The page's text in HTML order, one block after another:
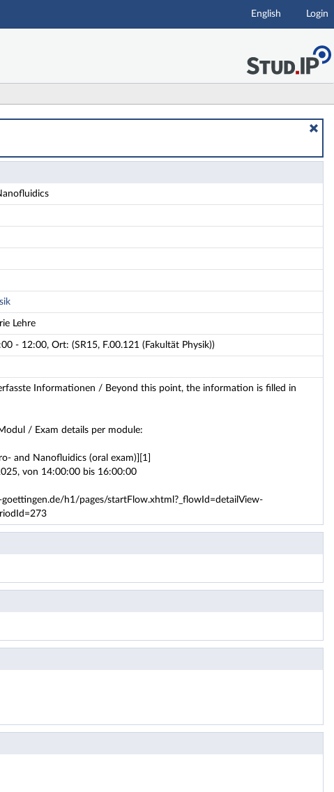
English Login
Lehre
- 12:00, Ort: (SR15, F.00.121 (Fakultät Physik))
Informationen / Beyond this point, the information is filled in
/ Exam details per module:
and Nanofluidics (oral exam)][1]
von 14:00:00 bis 16:00:00
goettingen.de/h1/pages/startFlow.xhtml?_flowId=detailView-